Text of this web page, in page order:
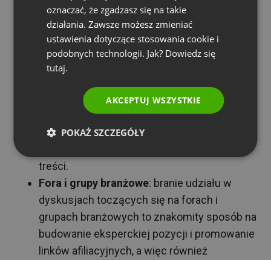
gdzie są Twoi odbiorcy. A bardzo często
możesz znaleźć ich w mediach
społecznościowych. Nie zapomnij o tym, że
obok Facebooka i Instagrama intensywnie
profesjonaliści często wybierają X
(wcześniej Twitter) czy LinkedIn. Zwłaszcza
ten ostatni portal jest wyborem ekspertów,
treści.
Fora i grupy branżowe: branie udziału w
dyskusjach toczących się na forach i
grupach branżowych to znakomity sposób na
budowanie eksperckiej pozycji i promowanie
linków afiliacyjnych, a więc również
ITALIAN
oznaczać, że zgadzasz się na takie
działania. Zawsze możesz zmieniać
ustawienia dotyczące stosowania cookie i
podobnych technologii. Jak? Dowiedz się
tutaj.
AKCEPTUJ WSZYSTKIE
POKAŻ SZCZEGÓŁY